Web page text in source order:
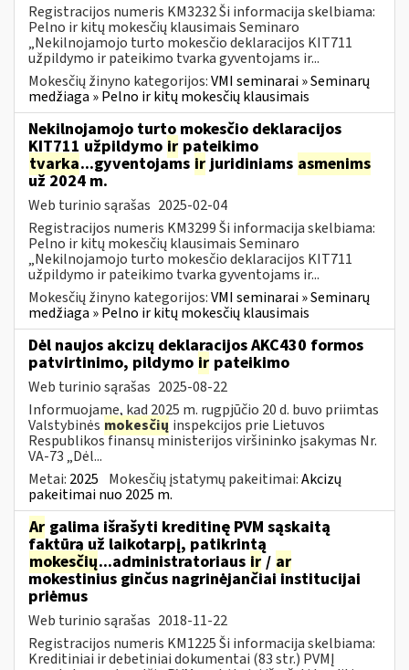
Registracijos numeris KM3232 Ši informacija skelbiama:
Pelno ir kitų mokesčių klausimais Seminaro
„Nekilnojamojo turto mokesčio deklaracijos KIT711
užpildymo ir pateikimo tvarka gyventojams ir...
Mokesčių žinyno kategorijos:VMI seminarai » Seminarų
medžiaga » Pelno ir kitų mokesčių klausimais
Nekilnojamojo turto mokesčio deklaracijos
KIT711 užpildymo ir pateikimo
tvarka...gyventojams irjuridiniams asmenims
už 2024 m.
Web turinio sąrašas 2025-02-04
Registracijos numeris KM3299 Ši informacija skelbiama:
Pelno ir kitų mokesčių klausimais Seminaro
„Nekilnojamojo turto mokesčio deklaracijos KIT711
užpildymo ir pateikimo tvarka gyventojams ir...
Mokesčių žinyno kategorijos:VMI seminarai » Seminarų
medžiaga » Pelno ir kitų mokesčių klausimais
Dėl naujos akcizų deklaracijos AKC430 formos
patvirtinimo, pildymo ir pateikimo
Web turinio sąrašas 2025-08-22
Informuojame, kad 2025 m. rugpjūčio 20 d. buvo priimtas
Valstybinės mokesčių inspekcijos prie Lietuvos
Respublikos finansų ministerijos viršininko įsakymas Nr.
VA-73 „Dėl...
Metai: 2025 Mokesčių įstatymų pakeitimai:Akcizų
pakeitimai nuo 2025 m.
Ar galima išrašyti kreditinę PVM sąskaitą
faktūrą už laikotarpį, patikrintą
mokesčių...administratoriaus ir / ar
mokestinius ginčus nagrinėjančiai institucijai
priėmus
Web turinio sąrašas 2018-11-22
Registracijos numeris KM1225 Ši informacija skelbiama:
Kreditiniai ir debetiniai dokumentai (83 str.) PVMĮ